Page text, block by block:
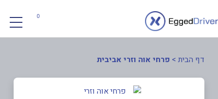
0
דף הבית > פרחי אוה וזרי אביבית